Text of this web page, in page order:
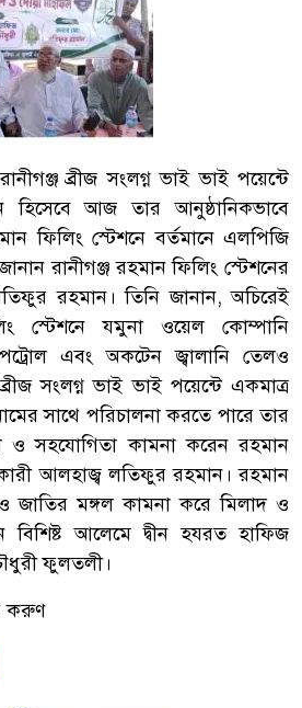
ব্রীজ সংলগ্ন ভাই ভাই পয়েন্টে
হিসেবে আজ তার আনুষ্ঠানিকভাবে
ফিলিং স্টেশনে বর্তমানে এলপিজি
রানীগঞ্জ রহমান ফিলিং স্টেশনের
রহমান। তিনি জানান, অচিরেই
স্টেশনে যমুনা ওয়েল কোম্পানি
এবং অকটেন জ্বালানি তেলও
সংলগ্ন ভাই ভাই পয়েন্টে একমাত্র
সাথে পরিচালনা করতে পারে তার
ও সহযোগিতা কামনা করেন রহমান
আলহাজ্ব লতিফুর রহমান। রহমান
জাতির মঙ্গল কামনা করে মিলাদ ও
বিশিষ্ট আলেমে দ্বীন হযরত হাফিজ
ফুলতলী।
করুণ